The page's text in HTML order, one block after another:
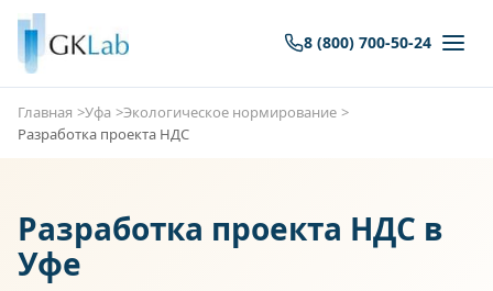
8 (800) 700-50-24
Главная Уфа
Экологическое нормирование
Разработка проекта НДС
Разработка проекта НДС в
Уфе